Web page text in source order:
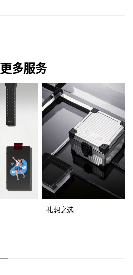
更多服务
礼想之选